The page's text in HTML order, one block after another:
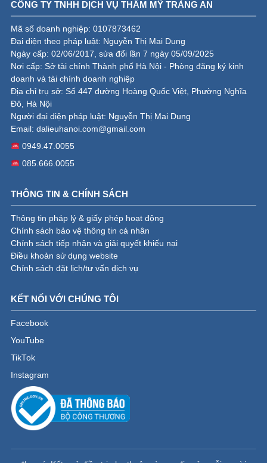
CÔNG TY TNHH DỊCH VỤ THẨM MỸ TRÀNG AN
Mã số doanh nghiệp: 0107873462
Đại diện theo pháp luật: Nguyễn Thị Mai Dung
Ngày cấp: 02/06/2017, sửa đổi lần 7 ngày 05/09/2025
Nơi cấp: Sở tài chính Thành phố Hà Nội - Phòng đăng ký kinh
doanh và tài chính doanh nghiệp
Địa chỉ trụ sở: Số 447 đường Hoàng Quốc Việt, Phường Nghĩa
Đô, Hà Nội
Người đại diện pháp luật: Nguyễn Thị Mai Dung
Email: dalieuhanoi.com@gmail.com
0949.47.0055
085.666.0055
THÔNG TIN & CHÍNH SÁCH
Thông tin pháp lý & giấy phép hoạt động
Chính sách bảo vệ thông tin cá nhân
Chính sách tiếp nhận và giải quyết khiếu nại
Điều khoản sử dụng website
Chính sách đặt lịch/tư vấn dịch vụ
KẾT NỐI VỚI CHÚNG TÔI
Facebook
YouTube
TikTok
Instagram